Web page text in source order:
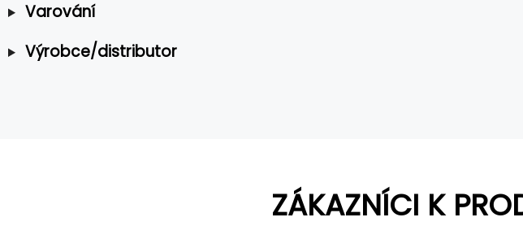
Varování
Výrobce/distributor
ZÁKAZNÍCI K